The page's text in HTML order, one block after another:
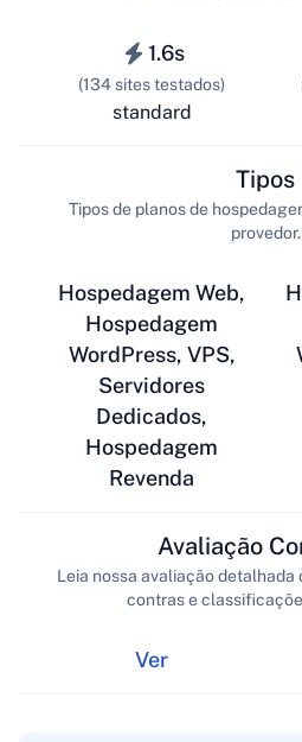
1.6s
(134 sites testados)
standard
Hospedagem Web,
Hospedagem
WordPress, VPS,
Servidores
Dedicados,
Hospedagem
Revenda
Tipos
Tipos de planos de
provedor.
Ver
Avaliação
Leia nossa avaliação detalhada
contras e